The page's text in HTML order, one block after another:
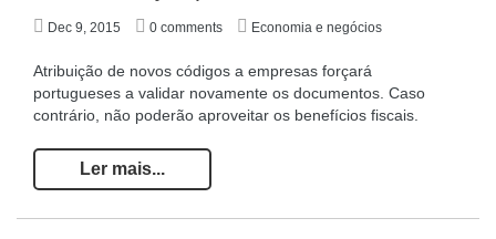
Dec 9, 2015 0 comments Economia e negócios
Atribuição de novos códigos a empresas forçará
portugueses a validar novamente os documentos. Caso
contrário, não poderão aproveitar os benefícios fiscais.
Ler mais...